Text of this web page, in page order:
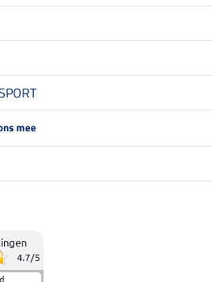
mee
4.7/5